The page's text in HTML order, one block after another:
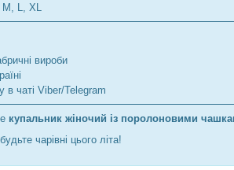
L, XL
вироби
в чаті Viber/Telegram
купальник жіночий із поролоновими
чарівні цього літа!